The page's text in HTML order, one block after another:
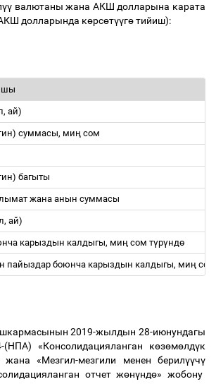
үү валютаны жана АКШ долларына карата
долларында көрсөтүүгөтийиш):
ай)
суммасы, миң сом
багыты
жана анын суммасы
ай)
карыздын калдыгы, миң сом түрүндө
н пайыздар боюнча карыздын калдыгы, миң сом
2019-жылдын 28-июнундагы
«Консолидацияланган көзөмөлдүк
«Мезгил-мезгили менен берилүүчү
отчет жөнүндө» жобону